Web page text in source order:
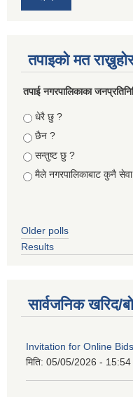
तपाइको मत
तपा‌ई नगरपालिकाका
Choices
धेरै छु ?
छैन ?
सन्तुष्ट छु ?
मैले नगरपालिकाबाट कुनै
Older polls
Results
सार्वजनिक खरिद/
Invitation for Online Bids
मिति: 05/05/2026 - 15:54